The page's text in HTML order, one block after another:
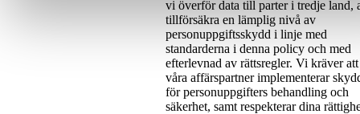
vi överför data till parter i tredje land,
tillförsäkra en lämplig nivå av
personuppgiftsskydd i linje med
standarderna i denna policy och med
efterlevnad av rättsregler. Vi kräver att
våra affärspartner implementerar
för personuppgifters behandling och
säkerhet, samt respekterar dina